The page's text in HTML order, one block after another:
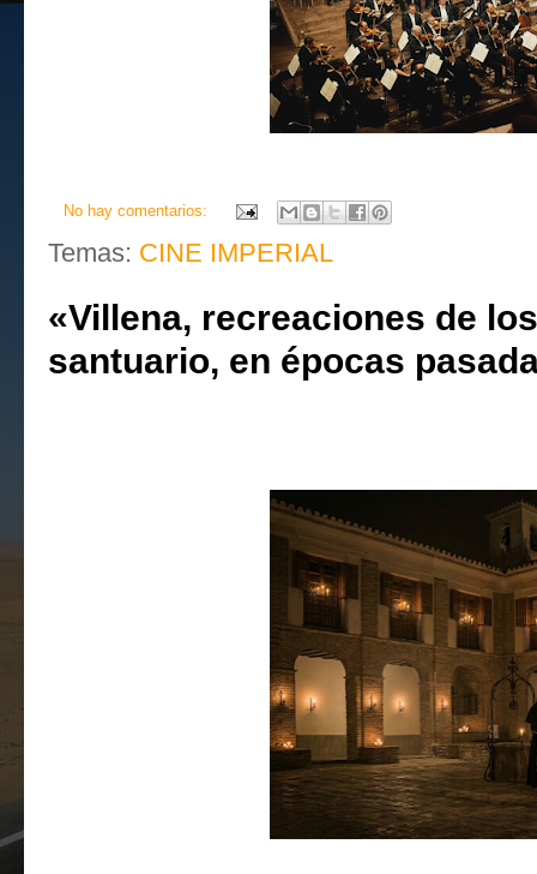
No hay comentarios:
Temas: CINE IMPERIAL
«Villena, recreaciones de
santuario, en épocas